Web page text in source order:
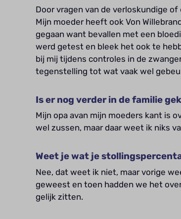
Door vragen van de verloskundige
Mijn moeder heeft ook Von
gegaan want bevallen met een
werd getest en bleek het ook te
bij mij tijdens controles in de
tegenstelling tot wat vaak wel
Is er nog verder in de familie
Mijn opa avan mijn moeders kant is
wel zussen, maar daar weet ik niks
Weet je wat je
Nee, dat weet ik niet, maar vorige
geweest en toen hadden we het
gelijk zitten.